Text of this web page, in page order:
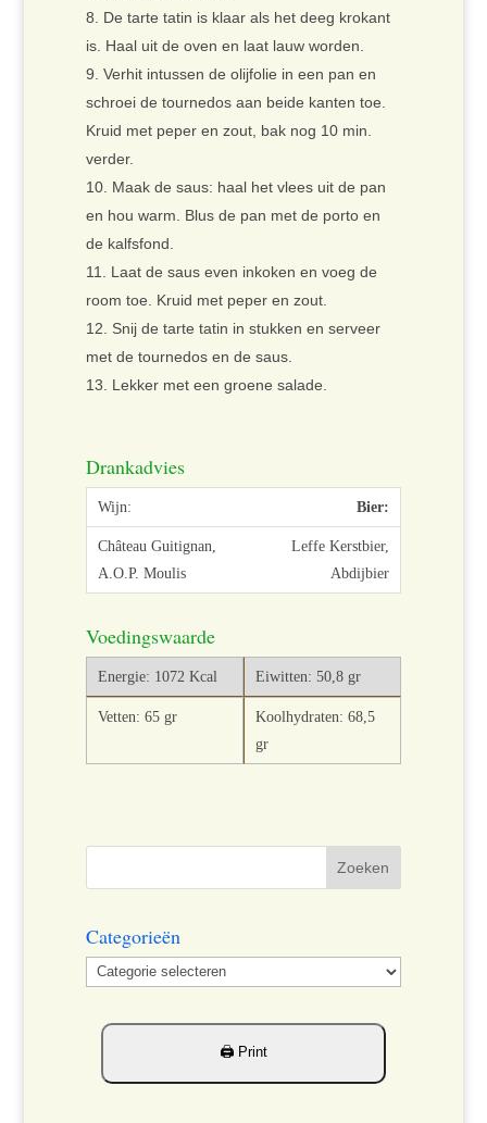
De tarte tatin is klaar als het deeg krokant
is. Haal uit de oven en laat lauw worden.
Verhit intussen de olijfolie in een pan en
schroei de tournedos aan beide kanten toe.
Kruid met peper en zout, bak nog 10 min.
verder.
Maak de saus: haal het vlees uit de pan
en hou warm. Blus de pan met de porto en
de kalfsfond.
Laat de saus even inkoken en voeg de
room toe. Kruid met peper en zout.
Snij de tarte tatin in stukken en serveer
met de tournedos en de saus.
Lekker met een groene salade.
Drankadvies
Bier:
Leffe Kerstbier,
Abdijbier
Voedingswaarde
Energie: 1072 Kcal Eiwitten: 50,8 gr
Vetten: 65 gr
Koolhydraten: 68,5
gr
Categorieën
Categorieën